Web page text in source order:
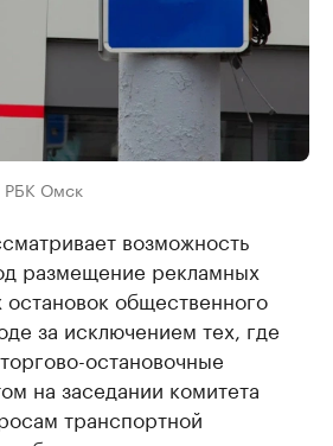
РБК Омск
возможность
размещение рекламных
остановок общественного
за исключением тех, где
остановочные
на заседании комитета
транспортной